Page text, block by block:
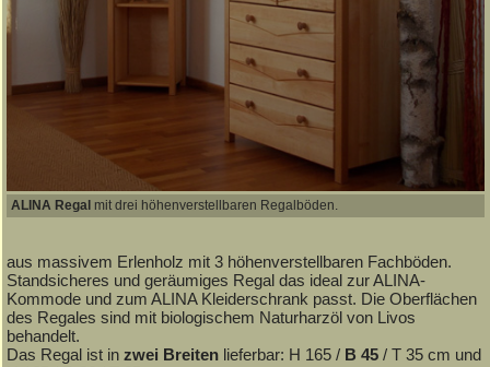
ALINA Regal mit drei höhenverstellbaren Regalböden.
aus massivem Erlenholz mit 3 höhenverstellbaren Fachböden.
Standsicheres und geräumiges Regal das ideal zur ALINA-
Kommode und zum ALINA Kleiderschrank passt. Die Oberflächen
des Regales sind mit biologischem Naturharzöl von Livos
behandelt.
Das Regal ist in zwei Breitenlieferbar: H 165 / B 45/ T 35 cm und